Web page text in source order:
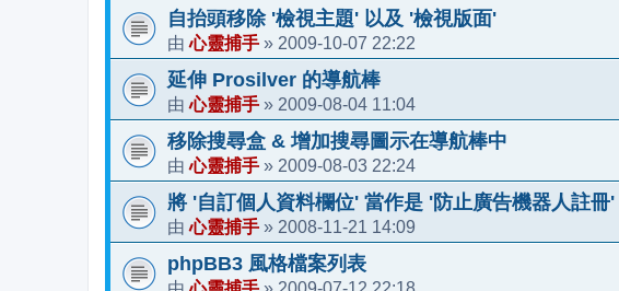
自抬頭移除 '檢視主題' 以及 '檢視版面'
由心靈捕手 » 2009-10-07 22:22
延伸 Prosilver 的導航棒
由心靈捕手 » 2009-08-04 11:04
移除搜尋盒 & 增加搜尋圖示在導航棒中
由心靈捕手 » 2009-08-03 22:24
將 '自訂個人資料欄位' 當作是 '防止廣告機器人註冊
由心靈捕手 » 2008-11-21 14:09
phpBB3 風格檔案列表